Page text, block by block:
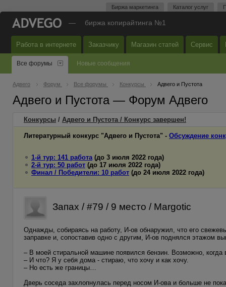
Биржа маркетинга Каталог услуг
— биржа копирайтинга №1
Работа в интернете Заказчику Магазин статей Сервис
Все форумы Новые сообщения
Адвего Форум Все форумы Конкурсы Адвего и Пустота
Адвего и Пустота — Форум Адвего
Конкурсы / Адвего и Пустота / Конкурс завершен!
Литературный конкурс "Адвего и Пустота" - Обсуждение
1-й тур: 141 работа(до 3 июля 2022 года)
2-й тур: 50 работ (до 17 июля 2022 года)
Финал / Победители: 10 работ (до 24 июля 2022 года)
Запах / #79 / 9 место / Margotic
Однажды, собираясь на работу, И-ов обнаружил, что его
заправке и, сопоставив одно с другим, И-ов поднялся этажом
– В моей стиральной машине появился бензин. Возможно,
– И что? Я у себя дома - стираю, что хочу и как хочу.
– Но есть же границы…
Дверь соседа захлопнулась перед носом И-ова и больше не